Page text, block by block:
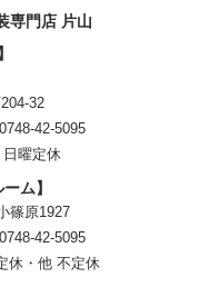
専門店 片山
32
42-5095
曜定休
ム】
篠原1927
42-5095
休・他 不定休